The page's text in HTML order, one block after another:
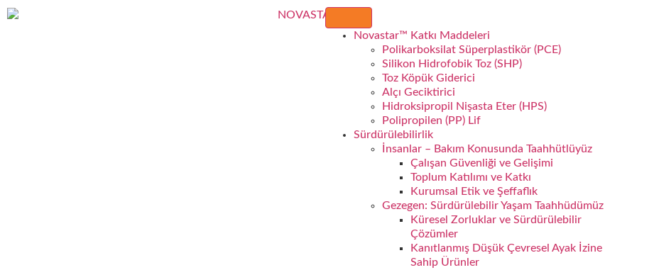
Novastar™ Katkı Maddeleri
Polikarboksilat Süperplastikör (PCE)
Silikon Hidrofobik Toz (SHP)
Toz Köpük Giderici
Alçı Geciktirici
Hidroksipropil Nişasta Eter (HPS)
Polipropilen (PP) Lif
Sürdürülebilirlik
İnsanlar – Bakım Konusunda Taahhütlüyüz
Çalışan Güvenliği ve Gelişimi
Toplum Katılımı ve Katkı
Kurumsal Etik ve Şeffaflık
Gezegen: Sürdürülebilir Yaşam Taahhüdümüz
Küresel Zorluklar ve Sürdürülebilir
Çözümler
Kanıtlanmış Düşük Çevresel Ayak İzine
Sahip Ürünler